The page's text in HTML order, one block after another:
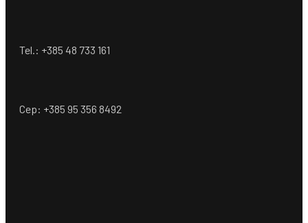
Tel.: +385 48 733 161
Cep: +385 95 356 8492